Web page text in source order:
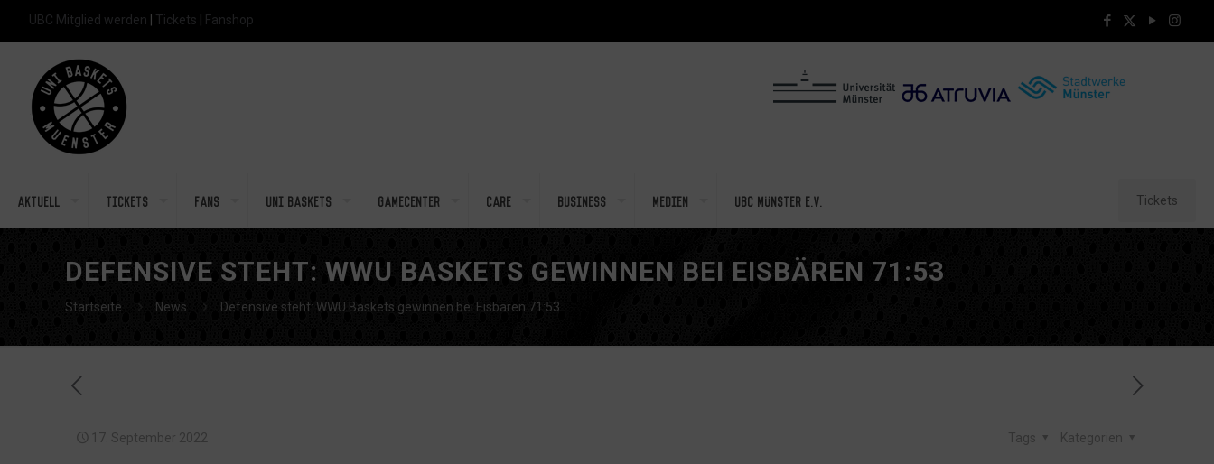
UBC Mitglied werden Tickets Fanshop
Aktuell Tickets Fans Uni Baskets Gamecenter Care Business Medien UBC Münster e.V. Tickets
DEFENSIVE STEHT: WWU BASKETS GEWINNEN BEI EISBÄREN 71:53
Startseite News Defensive steht: WWU Baskets gewinnen bei Eisbären 71:53
17. September 2022 Kategorien
Tags